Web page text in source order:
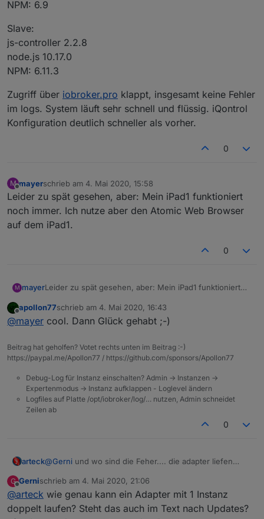
NPM: 6.9
Slave:
js-controller 2.2.8
node.js 10.17.0
NPM: 6.11.3
Zugriff über iobroker.pro klappt, insgesamt keine Fehler
im logs. System läuft sehr schnell und flüssig. iQontrol
Konfiguration deutlich schneller als vorher.
0
M
Offline
mayerschrieb am 4. Mai 2020, 15:58
zuletzt editiert von
Leider zu spät gesehen, aber: Mein iPad1 funktioniert
noch immer. Ich nutze aber den Atomic Web Browser
auf dem iPad1.
0
M mayerLeider zu spät gesehen, aber: Mein iPad1 funktioniert
auf dem iPad1.
apollon77schrieb am 4. Mai 2020, 16:43
zuletzt editiert von
@mayer cool. Dann Glück gehabt ;-)
Beitrag hat geholfen? Votet rechts unten im Beitrag :-)
https://paypal.me/Apollon77 / https://github.com/sponsors/Apollon77
Debug-Log für Instanz einschalten? Admin -> Instanzen ->
Expertenmodus -> Instanz aufklappen - Loglevel ändern
Logfiles auf Platte /opt/iobroker/log/… nutzen, Admin schneidet
Zeilen ab
0
arteck@Gerni und wo sind die Feher.... die adapter liefen
G
Offline
Gernischrieb am 4. Mai 2020, 21:06
zuletzt editiert von
@arteck wie genau kann ein Adapter mit 1 Instanz
doppelt laufen? Steht das auch im Text nach Updates?